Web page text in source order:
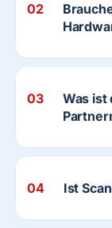
02
03
Was ist
04 Ist